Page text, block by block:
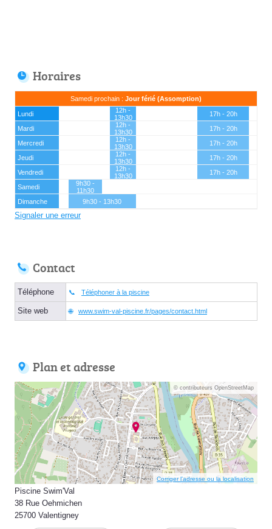
Horaires
Samedi prochain : Jour férié (Assomption)
Lundi
12h -
13h30
17h - 20h
Mardi
12h -
13h30
17h - 20h
Mercredi
12h -
13h30
17h - 20h
Jeudi
12h -
13h30
17h - 20h
Vendredi
12h -
13h30
17h - 20h
Samedi
9h30 -
11h30
Dimanche
9h30 - 13h30
Signaler une erreur
Contact
Téléphone Téléphoner à la piscine
Site web www.swim-val-piscine.fr/pages/contact.html
Plan et adresse
© contributeurs OpenStreetMap
Corriger l’adresse ou la localisation
Piscine Swim'Val
38 Rue Oehmichen
25700 Valentigney